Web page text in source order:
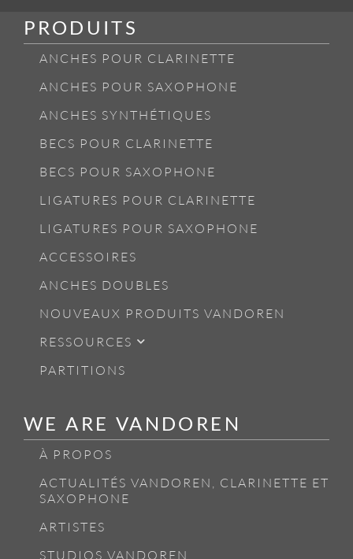
PRODUITS
ANCHES POUR CLARINETTE
ANCHES POUR SAXOPHONE
ANCHES SYNTHÉTIQUES
BECS POUR CLARINETTE
BECS POUR SAXOPHONE
LIGATURES POUR CLARINETTE
LIGATURES POUR SAXOPHONE
ACCESSOIRES
ANCHES DOUBLES
NOUVEAUX PRODUITS VANDOREN
RESSOURCES
PARTITIONS
WE ARE VANDOREN
À PROPOS
ACTUALITÉS VANDOREN, CLARINETTE ET
SAXOPHONE
ARTISTES
STUDIOS VANDOREN